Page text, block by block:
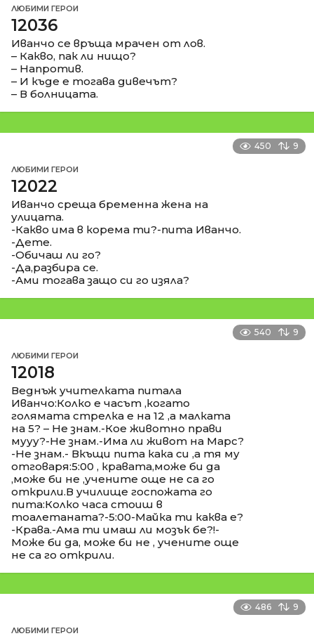
ЛЮБИМИ ГЕРОИ
12036
Иванчо се връща мрачен от лов.
– Какво, пак ли нищо?
– Напротив.
– И къде е тогава дивечът?
– В болницата.
450 9
ЛЮБИМИ ГЕРОИ
12022
Иванчо среща бременна жена на
улицата.
-Какво има в корема ти?-пита Иванчо.
-Дете.
-Обичаш ли го?
-Да,разбира се.
-Ами тогава защо си го изяла?
540 9
ЛЮБИМИ ГЕРОИ
12018
Веднъж учителката питала
Иванчо:Колко е часът ,когато
голямата стрелка е на 12 ,а малката
на 5? – Не знам.-Кое животно прави
мууу?-Не знам.-Има ли живот на Марс?
-Не знам.- Вкъщи пита кака си ,а тя му
отговаря:5:00 , кравата,може би да
,може би не ,учените още не са го
открили.В училище госпожата го
пита:Колко часа стоиш в
тоалетаната?-5:00-Майка ти каква е?
-Крава.-Ама ти имаш ли мозък бе?!-
Може би да, може би не , учените още
не са го открили.
486 9
ЛЮБИМИ ГЕРОИ